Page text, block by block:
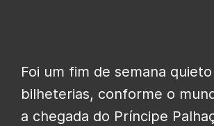
Foi um fim de semana
bilheterias, conforme o
a chegada do Príncipe